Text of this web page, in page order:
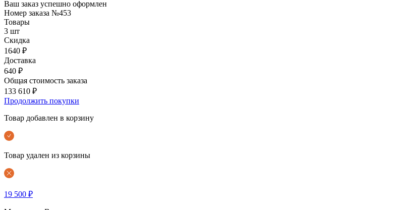
Ваш заказ успешно оформлен
Номер заказа №453
Товары
3 шт
Скидка
1640 ₽
Доставка
640 ₽
Общая стоимость заказа
133 610 ₽
Продолжить покупки
Товар добавлен в корзину
Товар удален из корзины
19 500 ₽